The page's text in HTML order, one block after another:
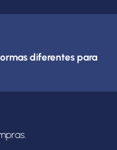
diferentes para